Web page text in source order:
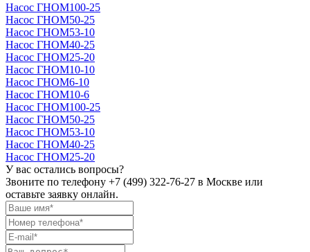
Насос ГНОМ100-25
Насос ГНОМ50-25
Насос ГНОМ53-10
Насос ГНОМ40-25
Насос ГНОМ25-20
Насос ГНОМ10-10
Насос ГНОМ6-10
Насос ГНОМ10-6
Насос ГНОМ100-25
Насос ГНОМ50-25
Насос ГНОМ53-10
Насос ГНОМ40-25
Насос ГНОМ25-20
У вас остались вопросы?
Звоните по телефону +7 (499) 322-76-27 в Москве или
оставьте заявку онлайн.